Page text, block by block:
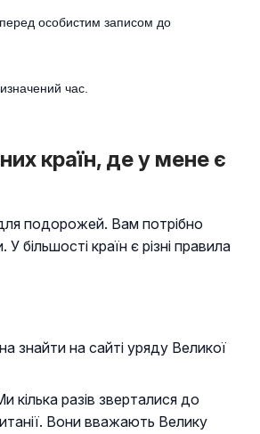
перед особистим записом до
час.
країн, де у мене є
подорожей. Вам потрібно
країн є різні правила
знайти на сайті уряду Великої
разів зверталися до
Вони вважають Велику